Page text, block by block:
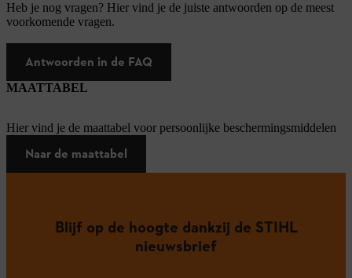
Heb je nog vragen? Hier vind je de juiste antwoorden op de meest
voorkomende vragen.
Antwoorden in de FAQ
MAATTABEL
Hier vind je de maattabel voor persoonlijke beschermingsmiddelen
Naar de maattabel
Blijf op de hoogte dankzij de STIHL
nieuwsbrief